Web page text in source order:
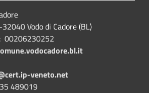
Vodo di Cadore (BL)
00206230252
veneto.net
489019